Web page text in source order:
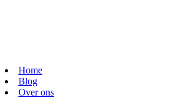
Home
Blog
Over ons